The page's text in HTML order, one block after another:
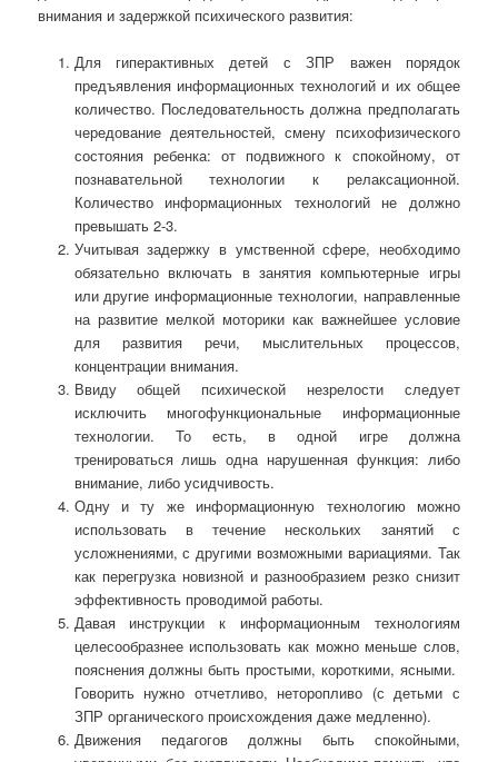
внимания и задержкой психического развития:
Для гиперактивных детей с ЗПР важен порядок
предъявления информационных технологий и их общее
количество. Последовательность должна предполагать
чередование деятельностей, смену психофизического
состояния ребенка: от подвижного к спокойному, от
познавательной технологии к релаксационной.
Количество информационных технологий не должно
превышать 2-3.
Учитывая задержку в умственной сфере, необходимо
обязательно включать в занятия компьютерные игры
или другие информационные технологии, направленные
на развитие мелкой моторики как важнейшее условие
для развития речи, мыслительных процессов,
концентрации внимания.
Ввиду общей психической незрелости следует
исключить многофункциональные информационные
технологии. То есть, в одной игре должна
тренироваться лишь одна нарушенная функция: либо
внимание, либо усидчивость.
Одну и ту же информационную технологию можно
использовать в течение нескольких занятий с
усложнениями, с другими возможными вариациями. Так
как перегрузка новизной и разнообразием резко снизит
эффективность проводимой работы.
Давая инструкции к информационным технологиям
целесообразнее использовать как можно меньше слов,
пояснения должны быть простыми, короткими, ясными.
Говорить нужно отчетливо, неторопливо (с детьми с
ЗПР органического происхождения даже медленно).
Движения педагогов должны быть спокойными,